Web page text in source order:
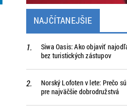
NAJČÍTANEJŠIE
Siwa Oasis: Ako objaviť
bez turistických zástupov
Norský Lofoten v lete: Prečo
pre najväčšie dobrodružstvá